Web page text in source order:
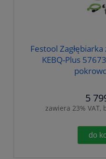
Festool
KEBQ-Plus
5
zawiera 23% VAT,
do